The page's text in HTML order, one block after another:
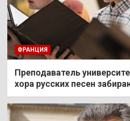
ФРАНЦИЯ
Преподаватель
хора русских песен